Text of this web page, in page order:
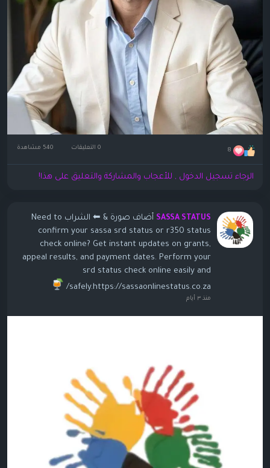
8 0 التعليقات
الرجاء تسجيل الدخول , للأعجاب والمشاركة والتعليق على هذا!
SASSA STATUS أضاف صورة
& ⬅ الشراب Need to
confirm your sassa srd status or r350 status
check online? Get instant updates on grants,
appeal results, and payment dates. Perform your
srd status check online easily and
safely.https://sassaonlinestatus.co.za/
منذ ٣ أيام